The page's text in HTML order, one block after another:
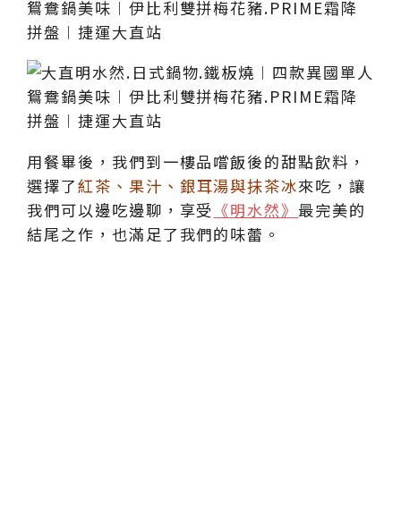
用餐畢後，我們到一樓品嚐飯後的甜點飲料，
選擇了紅茶、果汁、銀耳湯與抺茶冰來吃，讓
我們可以邊吃邊聊，享受 《明水然》 最完美的
結尾之作，也滿足了我們的味蕾。